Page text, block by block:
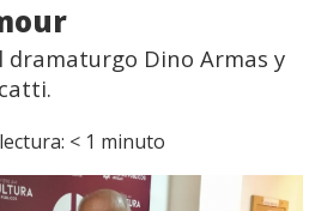
dramaturgo Dino Armas y
< 1 minuto